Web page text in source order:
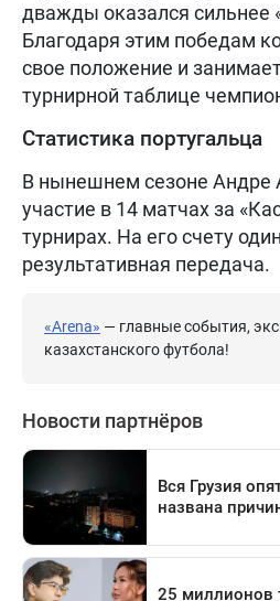
дважды оказался сильнее
Благодаря этим победам
свое положение и
турнирной таблице
Статистика португальца
В нынешнем сезоне Андре
участие в 14 матчах за
турнирах. На его счету
результативная передача.
«Arena» — главные события,
казахстанского футбола!